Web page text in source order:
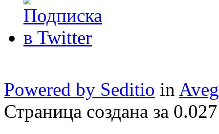
Powered by Seditio in
Страница создана за